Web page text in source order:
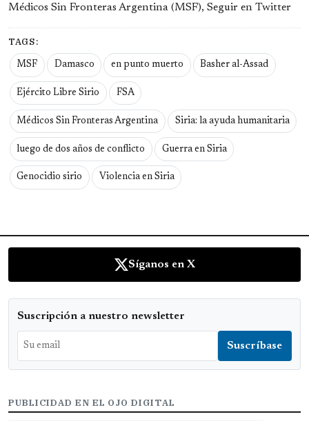
Médicos Sin Fronteras Argentina (MSF), Seguir en Twitter
TAGS:
MSF Damasco en punto muerto Basher al-Assad
Ejército Libre Sirio FSA
Médicos Sin Fronteras Argentina Siria: la ayuda humanitaria
luego de dos años de conflicto Guerra en Siria
Genocidio sirio Violencia en Siria
Síganos en X
Suscripción a nuestro newsletter
PUBLICIDAD EN EL OJO DIGITAL